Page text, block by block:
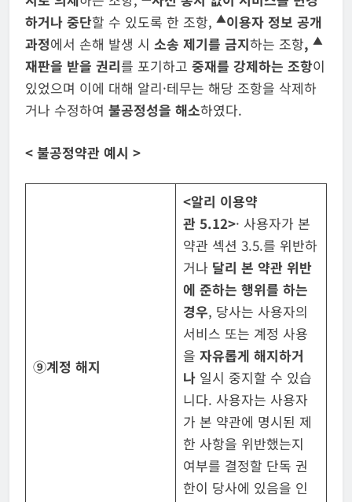
하거나 중단할 수 있도록 한 조항, ▲이용자 정보 공개
과정에서 손해 발생 시 소송 제기를 금지하는 조항, ▲
재판을 받을 권리를 포기하고 중재를 강제하는 조항이
있었으며 이에 대해 알리·테무는 해당 조항을 삭제하
거나 수정하여 불공정성을 해소하였다.
< 불공정약관 예시 >
⑨계정 해지
<알리 이용약
관 5.12>· 사용자가 본
약관 섹션 3.5.를 위반하
거나 달리 본 약관 위반
에 준하는 행위를 하는
경우, 당사는 사용자의
서비스 또는 계정 사용
을 자유롭게 해지하거
나일시 중지할 수 있습
니다. 사용자는 사용자
가 본 약관에 명시된 제
한 사항을 위반했는지
여부를 결정할 단독 권
한이 당사에 있음을 인